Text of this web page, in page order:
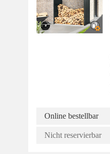
Online bestellbar
Nicht reservierbar